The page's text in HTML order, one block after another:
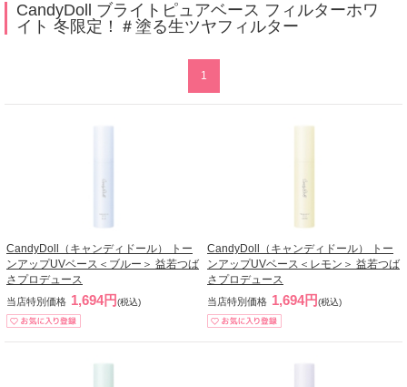
CandyDoll ブライトピュアベース フィルターホワ
イト 冬限定！＃塗る生ツヤフィルター
1
CandyDoll（キャンディドール） トー
ンアップUVベース＜ブルー＞ 益若つば
さプロデュース
当店特別価格 1,694円(税込)
CandyDoll（キャンディドール） トー
ンアップUVベース＜レモン＞ 益若つば
さプロデュース
当店特別価格 1,694円(税込)